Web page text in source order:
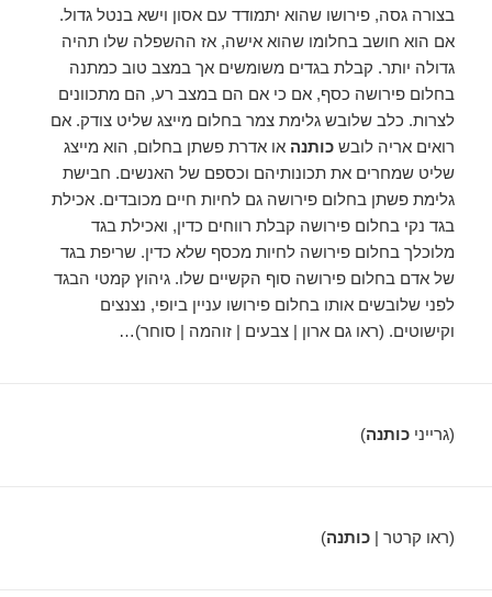
בצורה גסה, פירושו שהוא יתמודד עם אסון וישא בנטל גדול.
אם הוא חושב בחלומו שהוא אישה, אז ההשפלה שלו תהיה
גדולה יותר. קבלת בגדים משומשים אך במצב טוב כמתנה
בחלום פירושה כסף, אם כי אם הם במצב רע, הם מתכוונים
לצרות. כלב שלובש גלימת צמר בחלום מייצג שליט צודק. אם
רואים אריה לובשכותנה או אדרת פשתן בחלום, הוא מייצג
שליט שמחרים את תכונותיהם וכספם של האנשים. חבישת
גלימת פשתן בחלום פירושה גם לחיות חיים מכובדים. אכילת
בגד נקי בחלום פירושה קבלת רווחים כדין, ואכילת בגד
מלוכלך בחלום פירושה לחיות מכסף שלא כדין. שריפת בגד
של אדם בחלום פירושה סוף הקשיים שלו. גיהוץ קמטי הבגד
לפני שלובשים אותו בחלום פירושו עניין ביופי, נצנצים
וקישוטים. (ראו גם ארון | צבעים | זוהמה | סוחר)…
(גרייניכותנה)
(ראו קרטר |כותנה)